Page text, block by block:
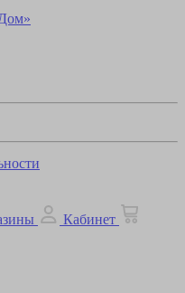
Кабинет